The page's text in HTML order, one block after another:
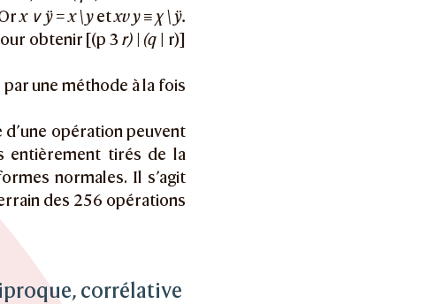
x ∨ ÿ = x \yetxv y ≡ χ \ ÿ.
obtenir [(p 3r) | (q | r)]
une méthode à la fois
opération peuvent
entièrement tirés de la
normales. Il s’agit
des 256 opérations
corrélative